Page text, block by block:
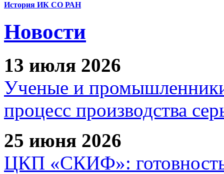
История ИК СО РАН
Новости
13 июля 2026
Ученые и
процесс производства
25 июня 2026
ЦКП «СКИФ»: готовность